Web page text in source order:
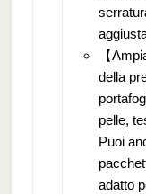
【
della
pelle,
Puoi
adatto